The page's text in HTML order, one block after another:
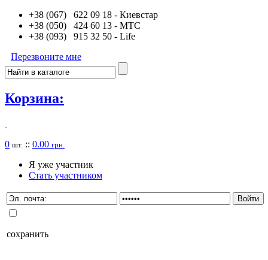
+38 (067) 622 09 18 - Киевстар
+38 (050) 424 60 13 - MTC
+38 (093) 915 32 50 - Life
Перезвоните мне
Корзина:
0 шт. :: 0.00 грн.
Я уже участник
Стать участником
сохранить